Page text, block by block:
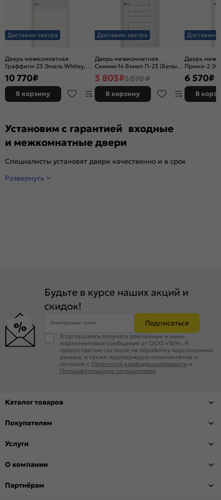
Доставим завтра
Дверь межкомнатная
Граффити-23 Эмаль Whitey,
без декора, глухая, без
стекла, без кромки, каркасно-
щитовая
10 770₽
В корзину
Доставим завтра
Дверь межкомнатная
Скинни-14 Винил П-23 (Белый),
глухая, скиновая
3 803₽5 070 ₽
В корзину
Доставим
Дверь
Прима-2
Melinga,
декора,
филенчатая
6 570₽
В
Установим с гарантией входные
и межкомнатные двери
Специалисты установят двери качественно и в срок
Развернуть
Будьте в курсе наших акций и
скидок!
Электронная почта Подписаться
Я соглашаюсь получать рекламные и иные
маркетинговые сообщения от ООО «169». Я
предоставляю согласие на обработку персональных
данных, а также подтверждаю ознакомление и
согласие с Политикой конфиденциальности и
Пользовательским соглашением
Каталог товаров
Покупателям
Услуги
О компании
Партнёрам